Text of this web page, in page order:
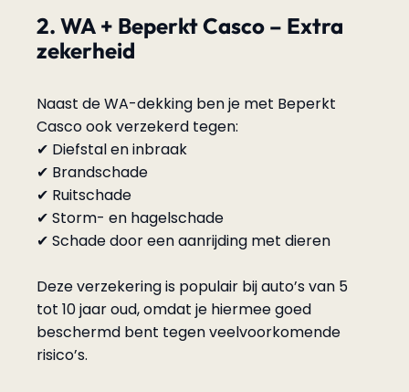
2. WA + Beperkt Casco – Extra
zekerheid
Naast de WA-dekking ben je met Beperkt
Casco ook verzekerd tegen:
✔ Diefstal en inbraak
✔ Brandschade
✔ Ruitschade
✔ Storm- en hagelschade
✔ Schade door een aanrijding met dieren
Deze verzekering is populair bij auto’s van 5
tot 10 jaar oud, omdat je hiermee goed
beschermd bent tegen veelvoorkomende
risico’s.